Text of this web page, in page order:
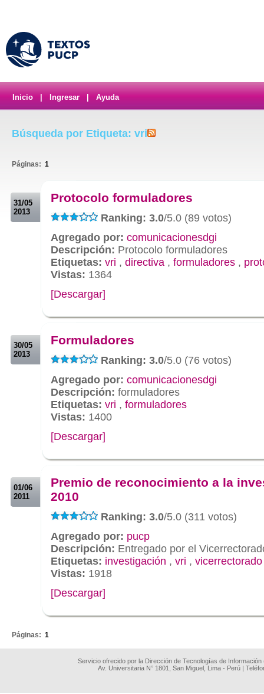
Inicio Ingresar Ayuda
Búsqueda por Etiqueta: vri
Páginas: 1
31/05
2013
Protocolo formuladores
Ranking: 3.0/5.0 (89 votos)
Agregado por: comunicacionesdgi
Descripción: Protocolo formuladores
Etiquetas: vri , directiva , formuladores ,
Vistas: 1364
[Descargar]
30/05
2013
Formuladores
Ranking: 3.0/5.0 (76 votos)
Agregado por: comunicacionesdgi
Descripción: formuladores
Etiquetas: vri , formuladores
Vistas: 1400
[Descargar]
01/06
2011
Premio de reconocimiento a la
2010
Ranking: 3.0/5.0 (311 votos)
Agregado por: pucp
Descripción: Entregado por el
Etiquetas: investigación , vri , vicerrectorado
Vistas: 1918
[Descargar]
Páginas: 1
Servicio ofrecido por la Dirección de Tecnologías de
Av. Universitaria N° 1801, San Miguel, Lima - Perú |